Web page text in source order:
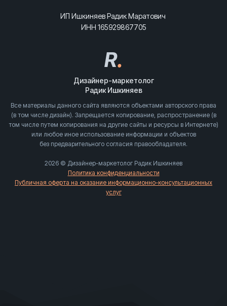
ИП Ишкиняев Радик Маратович
ИНН 165929867705
R.
Дизайнер-маркетолог
Радик Ишкиняев
Все материалы данного сайта являются объектами авторского права
(в том числе дизайн). Запрещается копирование, распространение (в
том числе путем копирования на другие сайты и ресурсы в Интернете)
или любое иное использование информации и объектов
без предварительного согласия правообладателя.
2026 © Дизайнер-маркетолог Радик Ишкиняев
Политика конфиденциальности
Публичная оферта на оказание информационно-консультационных
услуг